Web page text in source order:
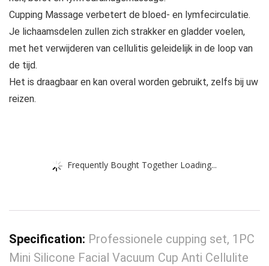
Cupping Massage verbetert de bloed- en lymfecirculatie.
Je lichaamsdelen zullen zich strakker en gladder voelen,
met het verwijderen van cellulitis geleidelijk in de loop van
de tijd.
Het is draagbaar en kan overal worden gebruikt, zelfs bij uw
reizen.
Frequently Bought Together Loading...
Specification: Professionele cupping set, 1PC
Mini Silicone Facial Vacuum Cup Anti Cellulite